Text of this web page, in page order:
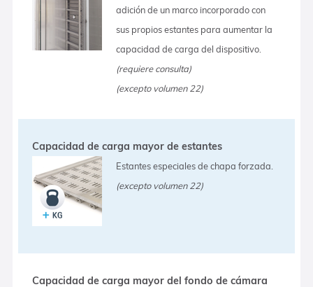
adición de un marco incorporado con
sus propios estantes para aumentar la
capacidad de carga del dispositivo.
(requiere consulta)
(excepto volumen 22)
Capacidad de carga mayor de estantes
Estantes especiales de chapa forzada.
(excepto volumen 22)
Capacidad de carga mayor del fondo de cámara